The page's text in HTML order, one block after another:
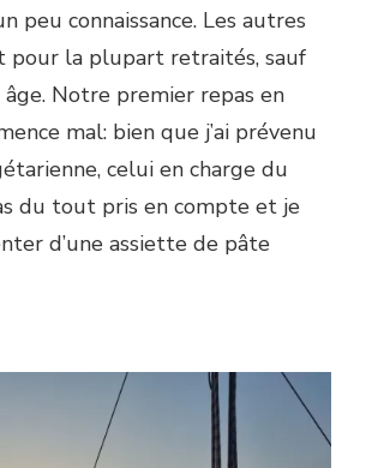
peu connaissance. Les autres
pour la plupart retraités, sauf
Notre premier repas en
mal: bien que j’ai prévenu
celui en charge du
du tout pris en compte et je
d’une assiette de pâte